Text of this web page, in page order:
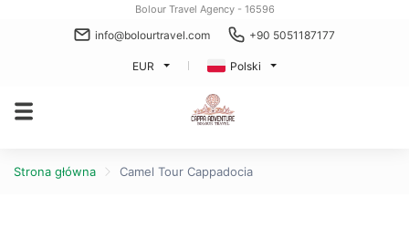
Bolour Travel Agency - 16596
info@bolourtravel.com +90 5051187177
EUR Polski
Strona główna Camel Tour Cappadocia